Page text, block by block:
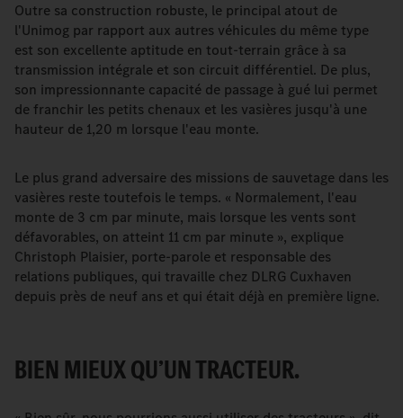
Outre sa construction robuste, le principal atout de
l'Unimog par rapport aux autres véhicules du même type
est son excellente aptitude en tout-terrain grâce à sa
transmission intégrale et son circuit différentiel. De plus,
son impressionnante capacité de passage à gué lui permet
de franchir les petits chenaux et les vasières jusqu'à une
hauteur de 1,20 m lorsque l'eau monte.
Le plus grand adversaire des missions de sauvetage dans les
vasières reste toutefois le temps. « Normalement, l'eau
monte de 3 cm par minute, mais lorsque les vents sont
défavorables, on atteint 11 cm par minute », explique
Christoph Plaisier, porte-parole et responsable des
relations publiques, qui travaille chez DLRG Cuxhaven
depuis près de neuf ans et qui était déjà en première ligne.
BIEN MIEUX QU’UN TRACTEUR.